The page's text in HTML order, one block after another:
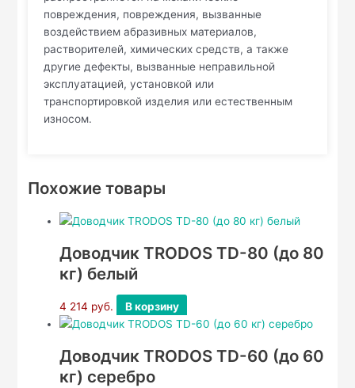
повреждения, повреждения, вызванные
воздействием абразивных материалов,
растворителей, химических средств, а также
другие дефекты, вызванные неправильной
эксплуатацией, установкой или
транспортировкой изделия или естественным
износом.
Похожие товары
Доводчик TRODOS TD-80 (до 80
кг) белый
4 214 руб. В корзину
Доводчик TRODOS TD-60 (до 60
кг) серебро